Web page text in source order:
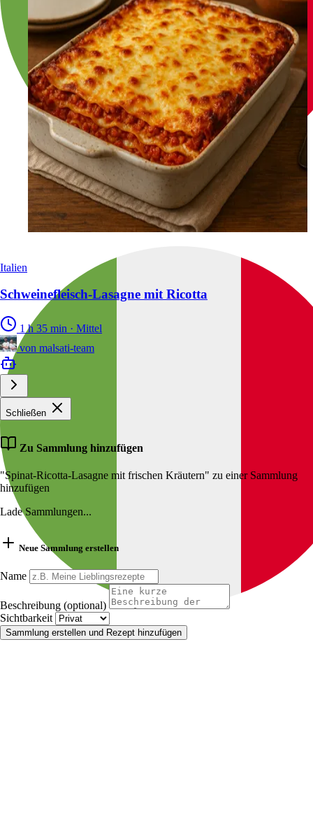
Italien
Schweinefleisch-Lasagne mit Ricotta
1 h 35 min · Mittel
von malsati-team
Schließen
Zu Sammlung hinzufügen
"Spinat-Ricotta-Lasagne mit frischen Kräutern" zu einer Sammlung
hinzufügen
Lade Sammlungen...
Neue Sammlung erstellen
Name
Beschreibung (optional)
Sichtbarkeit
Sammlung erstellen und Rezept hinzufügen